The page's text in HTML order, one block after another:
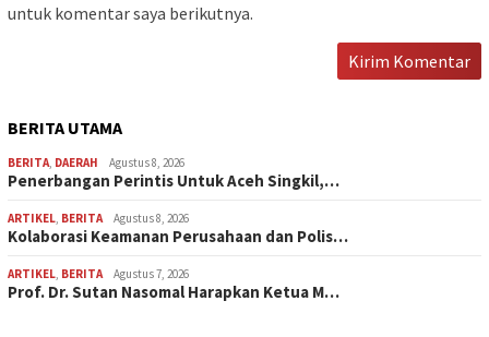
untuk komentar saya berikutnya.
BERITA UTAMA
BERITA DAERAH Agustus 8, 2026
Penerbangan Perintis Untuk Aceh Singkil,…
ARTIKEL BERITA Agustus 8, 2026
Kolaborasi Keamanan Perusahaan dan Polis…
ARTIKEL BERITA Agustus 7, 2026
Prof. Dr. Sutan Nasomal Harapkan Ketua M…